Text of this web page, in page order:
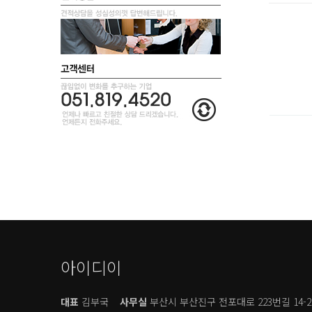
아이디이
대표 김부국 사무실 부산시 부산진구 전포대로 223번길 14-